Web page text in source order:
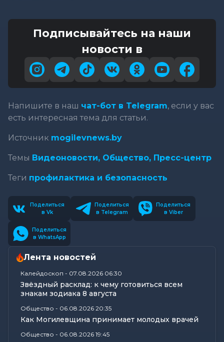
Подписывайтесь на наши
новости в
Напишите в наш чат-бот в Telegram, если у вас
есть интересная тема для статьи.
Источник mogilevnews.by
Темы Видеоновости, Общество, Пресс-центр
Теги профилактика и безопасность
Поделиться
в Vk
Поделиться
в Telegram
Поделиться
в Viber
Поделиться
в WhatsApp
Лента новостей
Калейдоскоп - 07.08.2026 06:30
Звёздный расклад: к чему готовиться всем
знакам зодиака 8 августа
Общество - 06.08.2026 20:35
Как Могилевщина принимает молодых врачей
Общество - 06.08.2026 19:45